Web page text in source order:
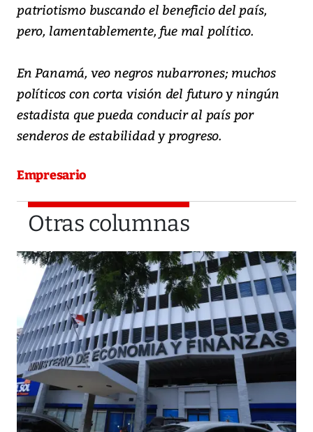
patriotismo buscando el beneficio del país,
pero, lamentablemente, fue mal político.
En Panamá, veo negros nubarrones; muchos
políticos con corta visión del futuro y ningún
estadista que pueda conducir al país por
senderos de estabilidad y progreso.
Empresario
Otras columnas